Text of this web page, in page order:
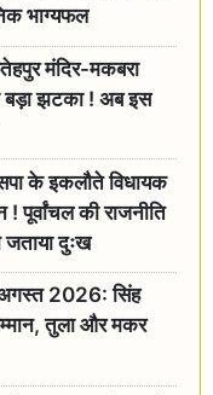
भाग्यफल
मंदिर-मकबरा
बड़ा झटका ! अब इस
के इकलौते विधायक
पूर्वांचल की राजनीति
जताया दुःख
2026: सिंह
तुला और मकर